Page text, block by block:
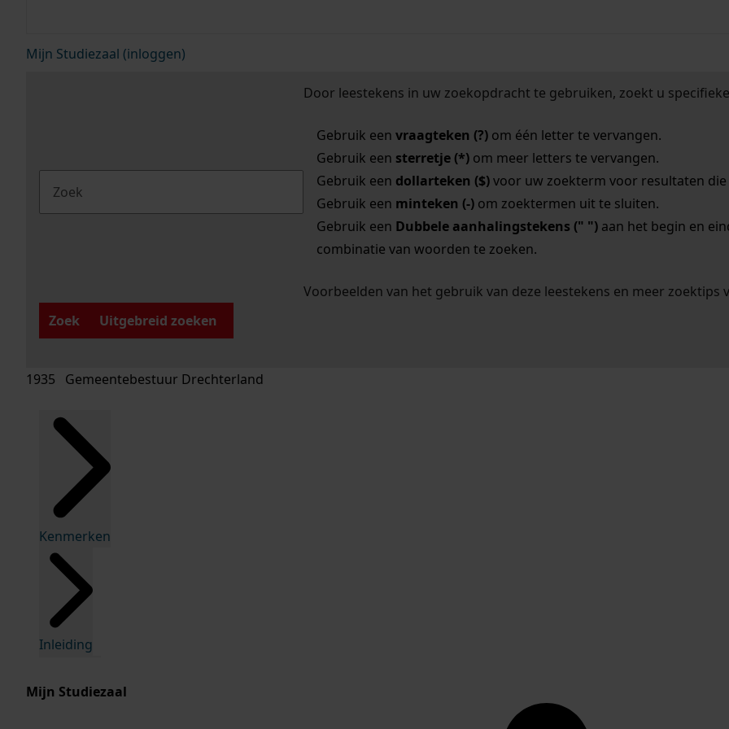
Mijn Studiezaal (inloggen)
Door leestekens in uw zoekopdracht te gebruiken, zoekt u
Gebruik een vraagteken (?)om één letter te vervangen.
Gebruik een sterretje (*)om meer letters te vervangen.
Gebruik een dollarteken ($)voor uw zoekterm voor resultaten die
Gebruik een minteken (-)om zoektermen uit te sluiten.
Gebruik een Dubbele aanhalingstekens (" ")aan het begin en
combinatie van woorden te zoeken.
Voorbeelden van het gebruik van deze leestekens en meer zoektips
Zoek
Uitgebreid zoeken
1935 Gemeentebestuur Drechterland
Kenmerken
Inleiding
Mijn Studiezaal